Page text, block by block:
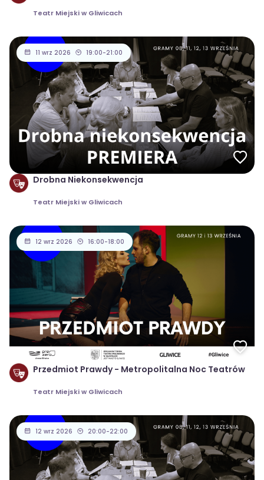
Teatr Miejski w Gliwicach
11 wrz 2026 19:00-21:00
Drobna Niekonsekwencja
Teatr Miejski w Gliwicach
12 wrz 2026 16:00-18:00
Przedmiot Prawdy - Metropolitalna Noc Teatrów
Teatr Miejski w Gliwicach
12 wrz 2026 20:00-22:00